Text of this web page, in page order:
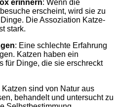
erinnern: Wenn die
erscheint, wird sie zu
Die Assoziation Katze-
stark.
: Eine schlechte Erfahrung
Katzen haben ein
für Dinge, die sie erschreckt
Katzen sind von Natur aus
behandelt und untersucht zu